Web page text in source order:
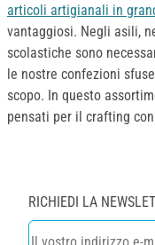
articoli artigianali in
vantaggiosi. Negli asili,
scolastiche sono
le nostre confezioni
scopo. In questo
pensati per il crafting
RICHIEDI LA